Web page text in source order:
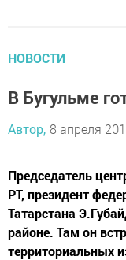
НОВОСТИ
В Бугульме
Автор, 8 апреля
Председатель
РТ, президент
Татарстана
районе. Там он
территориальных